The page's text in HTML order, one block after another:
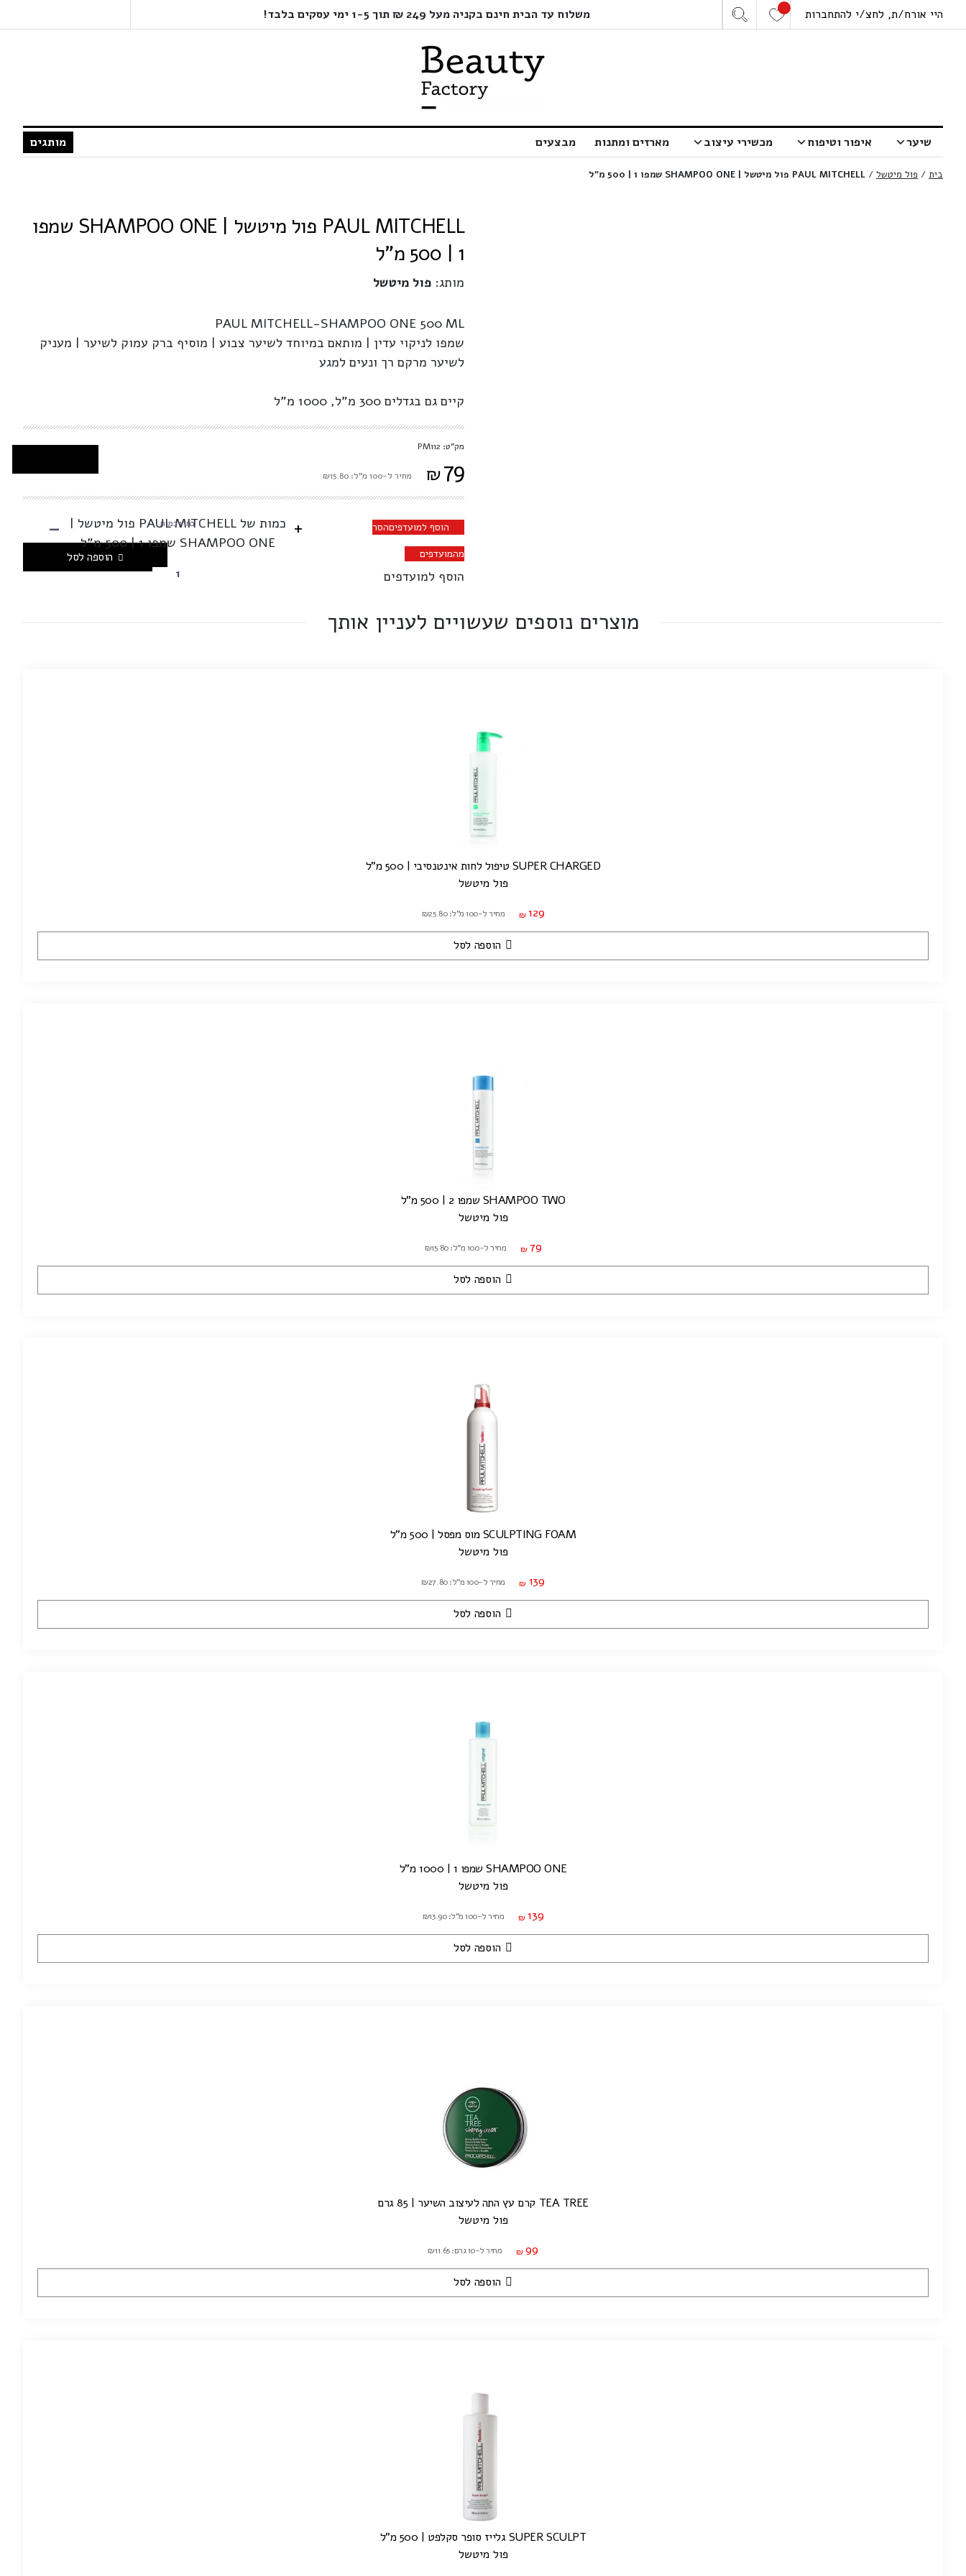
היי אורח/ת, לחצ/י להתחברות משלוח עד הבית חינם בקניה מעל 249 ₪ תוך 1-5 ימי עסקים בלבד!
שיער איפור וטיפוח מכשירי עיצוב מארזים ומתנות מבצעים מותגים
בית / פול מיטשל / PAUL MITCHELL פול מיטשל | SHAMPOO ONE שמפו 1 | 500 מ”ל
PAUL MITCHELL פול מיטשל | SHAMPOO ONE שמפו
1 | 500 מ"ל
מותג: פול מיטשל
PAUL MITCHELL-SHAMPOO ONE 500 ML
שמפו לניקוי עדין | מותאם במיוחד לשיער צבוע | מוסיף ברק עמוק לשיער | מעניק
לשיער מרקם רך ונעים למגע
קיים גם בגדלים 300 מ"ל, 1000 מ"ל
מק"ט: PM112
₪79 מחיר ל-100 מ"ל: ₪15.80
+
כמות של PAUL MITCHELL פול מיטשל |
SHAMPOO ONE שמפו 1 | 500 מ"ל
בחרו כמות -
הוספה לסל
הוסף למועדפיםהסר
מהמועדפים
הוסף למועדפים
מוצרים נוספים שעשויים לעניין אותך
SUPER CHARGED טיפול לחות אינטנסיבי | 500 מ"ל
פול מיטשל
₪ 129 מחיר ל-100 מ"ל: ₪25.80
הוספה לסל
SHAMPOO TWO שמפו 2 | 500 מ"ל
פול מיטשל
₪ 79 מחיר ל-100 מ"ל: ₪15.80
הוספה לסל
SCULPTING FOAM מוס מפסל | 500 מ"ל
פול מיטשל
₪ 139 מחיר ל-100 מ"ל: ₪27.80
הוספה לסל
SHAMPOO ONE שמפו 1 | 1000 מ"ל
פול מיטשל
₪ 139 מחיר ל-100 מ"ל: ₪13.90
הוספה לסל
TEA TREE קרם עץ התה לעיצוב השיער | 85 גרם
פול מיטשל
₪ 99 מחיר ל-10 גרם: ₪11.65
הוספה לסל
SUPER SCULPT גלייז סופר סקלפט | 500 מ"ל
פול מיטשל